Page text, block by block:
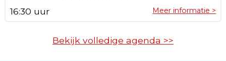
Meer informatie >
16:30 uur
Bekijk volledige agenda >>